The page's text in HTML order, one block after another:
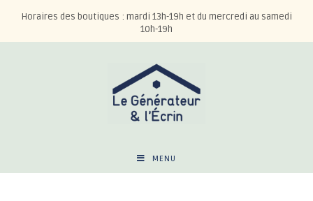
Horaires des boutiques : mardi 13h-19h et du mercredi au samedi
10h-19h
MENU